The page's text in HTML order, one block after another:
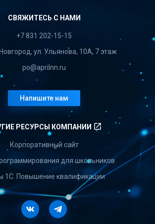
СВЯЖИТЕСЬ С НАМИ
+7 831 202-15-15
ул. Ульянова, 10А, 7 этаж
po@aprilnn.ru
Напишите нам
РЕСУРСЫ КОМПАНИИ launch
Корпоративный сайт
для школьников
1С. Повышение квалификации
VkontakteTelegram